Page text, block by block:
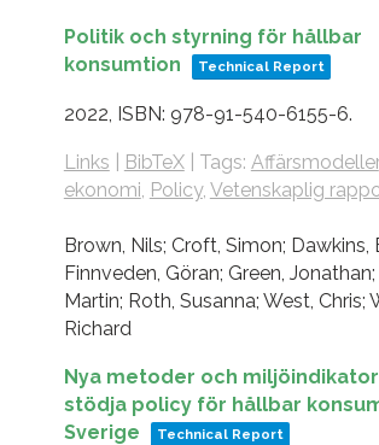
Politik och styrning för hållbar
konsumtion
Technical Report
2022, ISBN: 978-91-540-6155-6.
Links BibTeX| Tags: Affärsmodeller
ekonomi, Policy, Vetenskaplig
Brown, Nils; Croft, Simon; Dawkins,
Finnveden, Göran; Green,
Martin; Roth, Susanna; West, Chris;
Richard
Nya metoder och
stödja policy för hållbar
Sverige
Technical Report